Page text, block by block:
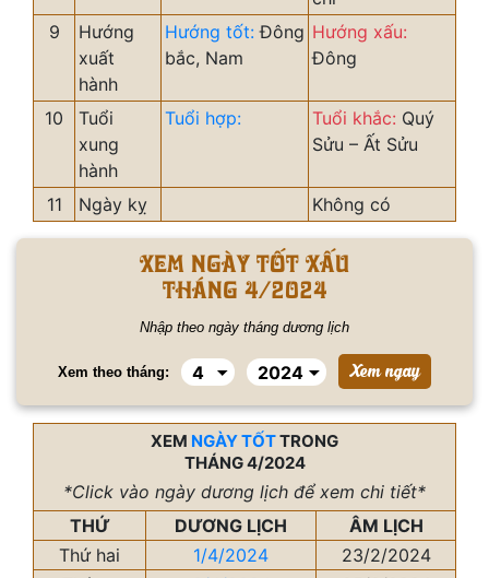
9
Hướng
xuất
hành
Hướng tốt: Đông
bắc, Nam
Hướng xấu:
Đông
10
Tuổi
xung
hành
Tuổi hợp: Tuổi khắc: Quý
Sửu – Ất Sửu
11 Ngày kỵ Không có
Xem ngày tốt xấu
tháng 4/2024
Nhập theo ngày tháng dương lịch
Xem theo tháng:
XEM NGÀY TỐTTRONG
THÁNG 4/2024
*Click vào ngày dương lịch để xem chi tiết*
THỨ
DƯƠNG LỊCH
ÂM LỊCH
Thứ hai
1/4/2024
23/2/2024